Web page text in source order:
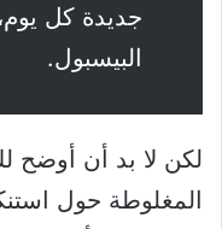
جديدة كل
البيسبول.
لكن لا بد أن أوضح
المغلوطة حول